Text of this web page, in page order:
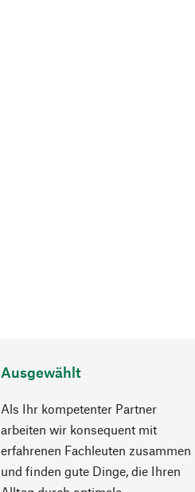
Ausgewählt
Als Ihr kompetenter Partner
arbeiten wir konsequent mit
erfahrenen Fachleuten zusammen
und finden gute Dinge, die Ihren